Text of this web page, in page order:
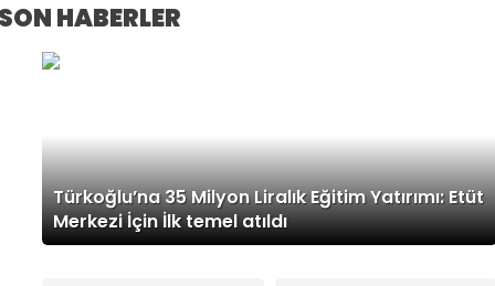
HABERLER
Türkoğlu’na 35 Milyon Liralık Eğitim Yatırımı: Etüt
Merkezi İçin İlk temel atıldı